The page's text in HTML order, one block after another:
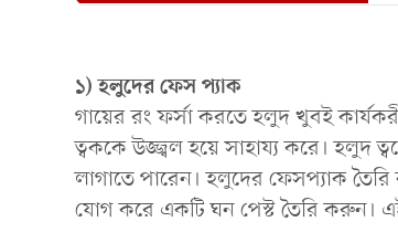
১) হলুদের ফেস প্যাক
গায়ের রং ফর্সা করতে হলুদ খুবই
ত্বককে উজ্জ্বল হয়ে সাহায্য করে। হলুদ
লাগাতে পারেন। হলুদের ফেসপ্যাক
যোগ করে একটি ঘন পেস্ট তৈরি করুন।